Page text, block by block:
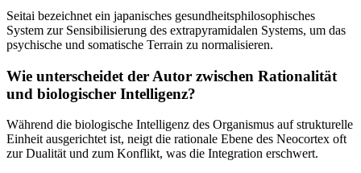
Seitai bezeichnet ein japanisches gesundheitsphilosophisches
System zur Sensibilisierung des extrapyramidalen Systems, um das
psychische und somatische Terrain zu normalisieren.
Wie unterscheidet der Autor zwischen Rationalität
und biologischer Intelligenz?
Während die biologische Intelligenz des Organismus auf strukturelle
Einheit ausgerichtet ist, neigt die rationale Ebene des Neocortex oft
zur Dualität und zum Konflikt, was die Integration erschwert.